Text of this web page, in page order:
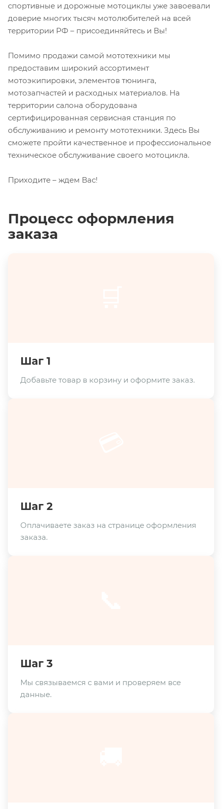
спортивные и дорожные мотоциклы уже завоевали
доверие многих тысяч мотолюбителей на всей
территории РФ – присоединяйтесь и Вы!
Помимо продажи самой мототехники мы
предоставим широкий ассортимент
мотоэкипировки, элементов тюнинга,
мотозапчастей и расходных материалов. На
территории салона оборудована
сертифицированная сервисная станция по
обслуживанию и ремонту мототехники. Здесь Вы
сможете пройти качественное и профессиональное
техническое обслуживание своего мотоцикла.
Приходите – ждем Вас!
Процесс оформления
заказа
Шаг 1
Добавьте товар в корзину и оформите заказ.
Шаг 2
Оплачиваете заказ на странице оформления
заказа.
Шаг 3
Мы связываемся с вами и проверяем все
данные.